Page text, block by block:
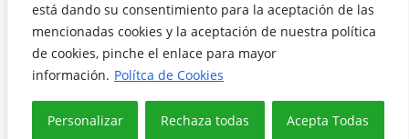
está dando su consentimiento para la aceptación de las
mencionadas cookies y la aceptación de nuestra política
de cookies, pinche el enlace para mayor
información. Polítca de Cookies
Personalizar Rechaza todas Acepta Todas